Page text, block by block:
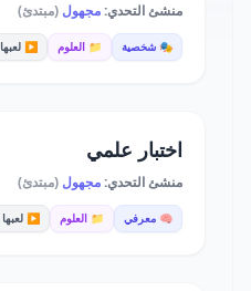
منشئ التحدي:مجهول (مبتدئ)
🎭 شخصية 📁 العلوم ▶️ لعبها 85
اختبار علمي
منشئ التحدي:مجهول (مبتدئ)
🧠 معرفي 📁 العلوم ▶️ لعبها 2